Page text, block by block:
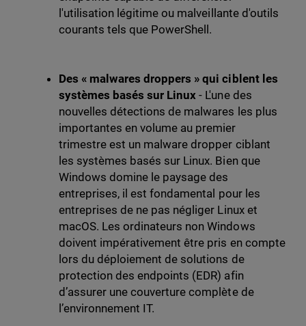
l'utilisation légitime ou malveillante d'outils
courants tels que PowerShell.
Des « malwares droppers » qui ciblent les
systèmes basés sur Linux - L'une des
nouvelles détections de malwares les plus
importantes en volume au premier
trimestre est un malware dropper ciblant
les systèmes basés sur Linux. Bien que
Windows domine le paysage des
entreprises, il est fondamental pour les
entreprises de ne pas négliger Linux et
macOS. Les ordinateurs non Windows
doivent impérativement être pris en compte
lors du déploiement de solutions de
protection des endpoints (EDR) afin
d’assurer une couverture complète de
l’environnement IT.